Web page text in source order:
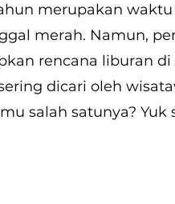
merupakan
merah. Namun,
rencana liburan
dicari oleh
salah satunya?